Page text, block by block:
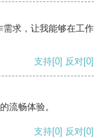
求，让我能够在工作
支持[0] 反对[0]
流畅体验。
支持[0] 反对[0]